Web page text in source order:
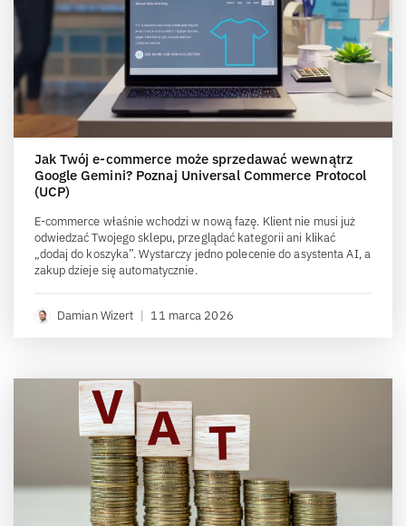
Jak Twój e-commerce może sprzedawać wewnątrz
Google Gemini? Poznaj Universal Commerce Protocol
(UCP)
E-commerce właśnie wchodzi w nową fazę. Klient nie musi już
odwiedzać Twojego sklepu, przeglądać kategorii ani klikać
„dodaj do koszyka”. Wystarczy jedno polecenie do asystenta AI, a
zakup dzieje się automatycznie.
Damian Wizert | 11 marca 2026